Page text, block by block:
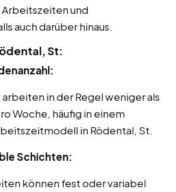
und
auch darüber hinaus.
St:
in der Regel weniger als
Woche, häufig in einem
in Rödental, St.
Schichten:
können fest oder variabel